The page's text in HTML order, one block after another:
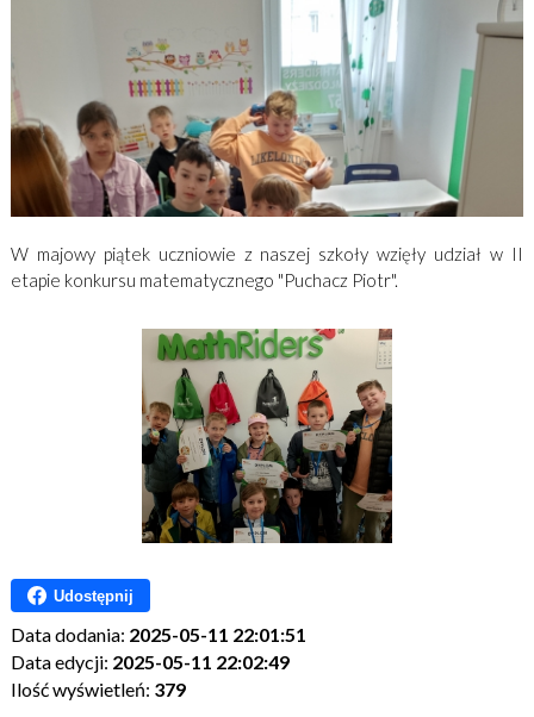
W majowy piątek uczniowie z naszej szkoły wzięły udział w II
etapie konkursu matematycznego "Puchacz Piotr".
Udostępnij
Data dodania: 2025-05-11 22:01:51
Data edycji: 2025-05-11 22:02:49
Ilość wyświetleń: 379